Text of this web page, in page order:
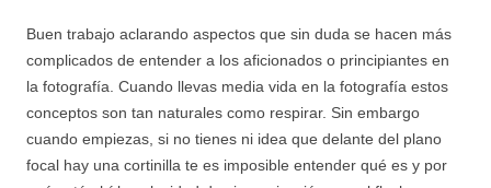
Buen trabajo aclarando aspectos que sin duda se hacen más
complicados de entender a los aficionados o principiantes en
la fotografía. Cuando llevas media vida en la fotografía estos
conceptos son tan naturales como respirar. Sin embargo
cuando empiezas, si no tienes ni idea que delante del plano
focal hay una cortinilla te es imposible entender qué es y por